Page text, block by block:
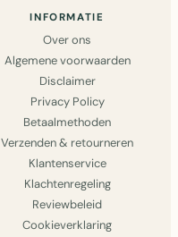
INFORMATIE
Over ons
Algemene voorwaarden
Disclaimer
Privacy Policy
Betaalmethoden
Verzenden & retourneren
Klantenservice
Klachtenregeling
Reviewbeleid
Cookieverklaring